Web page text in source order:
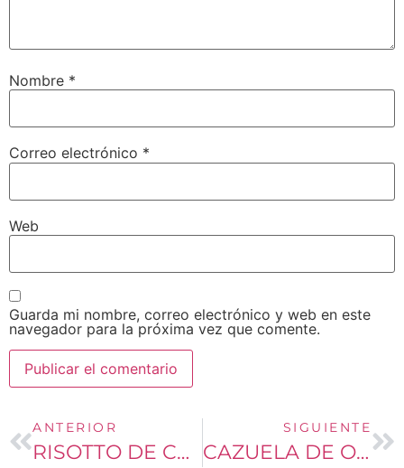
Nombre *
Correo electrónico *
Web
Guarda mi nombre, correo electrónico y web en este
navegador para la próxima vez que comente.
ANTERIOR
RISOTTO DE CAMARONES
SIGUIENTE
CAZUELA DE OSOBUCO